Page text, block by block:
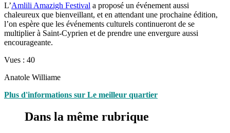
L’Amlili Amazigh Festival a proposé un événement aussi
chaleureux que bienveillant, et en attendant une prochaine édition,
l’on espère que les événements culturels continueront de se
multiplier à Saint-Cyprien et de prendre une envergure aussi
encourageante.
Vues : 40
Anatole Williame
Plus d'informations sur Le meilleur quartier
Dans la même rubrique